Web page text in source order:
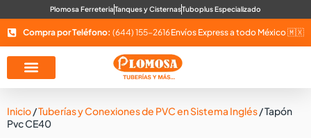
Plomosa FerreteriaTanques y CisternasTuboplus Especializado
Compra por Teléfono: (644) 155-2616Envíos Express a todo México 🇲🇽
Inicio/Tuberías y Conexiones de PVC en Sistema Inglés/ Tapón
Pvc CE40